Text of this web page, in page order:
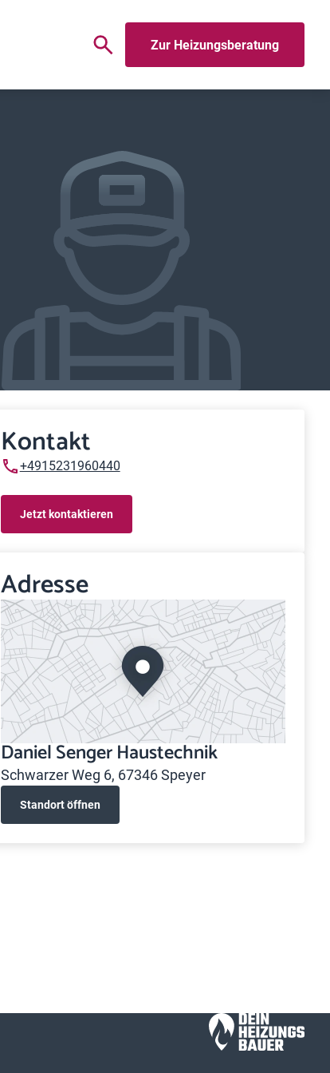
Zur Heizungsberatung
Kontakt
+4915231960440
Jetzt kontaktieren
Adresse
Daniel Senger Haustechnik
Schwarzer Weg 6, 67346 Speyer
Standort öffnen